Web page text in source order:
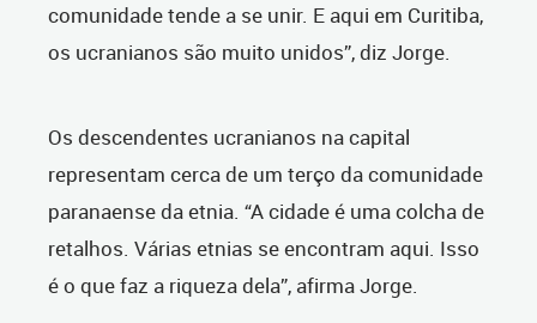
comunidade tende a se unir. E aqui em Curitiba,
os ucranianos são muito unidos”, diz Jorge.
Os descendentes ucranianos na capital
representam cerca de um terço da comunidade
paranaense da etnia. “A cidade é uma colcha de
retalhos. Várias etnias se encontram aqui. Isso
é o que faz a riqueza dela”, afirma Jorge.